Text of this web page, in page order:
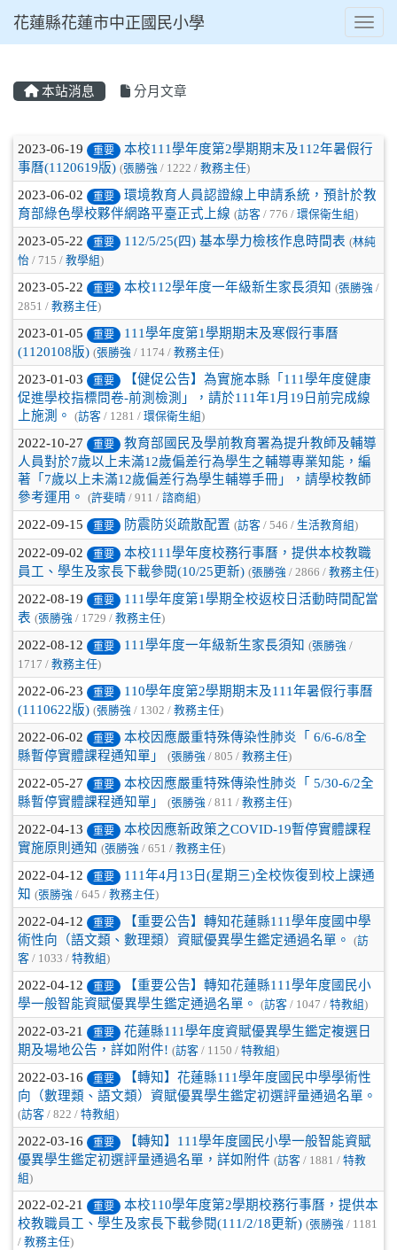
花蓮縣花蓮市中正國民小學
本站消息 分月文章
文章列表
2023-06-19 重要
本校111學年度第2學期期末及112年暑假行
事曆(1120619版) (張勝強 / 1222 / 教務主任)
2023-06-02 重要
環境教育人員認證線上申請系統，預計於教
育部綠色學校夥伴網路平臺正式上線 (訪客 / 776 / 環保衛生組)
2023-05-22 重要 112/5/25(四) 基本學力檢核作息時間表 (林純
怡 / 715 / 教學組)
2023-05-22 重要 本校112學年度一年級新生家長須知 (張勝強 /
2851 / 教務主任)
2023-01-05 重要
111學年度第1學期期末及寒假行事曆
(1120108版) (張勝強 / 1174 / 教務主任)
2023-01-03 重要
【健促公告】為實施本縣「111學年度健康
促進學校指標問卷-前測檢測」，請於111年1月19日前完成線
上施測。
(訪客 / 1281 / 環保衛生組)
2022-10-27 重要
教育部國民及學前教育署為提升教師及輔導
人員對於7歲以上未滿12歲偏差行為學生之輔導專業知能，編
著「7歲以上未滿12歲偏差行為學生輔導手冊」，請學校教師
參考運用。
(許斐晴 / 911 / 諮商組)
2022-09-15 重要 防震防災疏散配置 (訪客 / 546 / 生活教育組)
2022-09-02 重要
本校111學年度校務行事曆，提供本校教職
員工、學生及家長下載參閱(10/25更新) (張勝強 / 2866 / 教務主任)
2022-08-19 重要
111學年度第1學期全校返校日活動時間配當
表 (張勝強 / 1729 / 教務主任)
2022-08-12 重要 111學年度一年級新生家長須知 (張勝強 /
1717 / 教務主任)
2022-06-23 重要
110學年度第2學期期末及111年暑假行事曆
(1110622版) (張勝強 / 1302 / 教務主任)
2022-06-02 重要
本校因應嚴重特殊傳染性肺炎「 6/6-6/8全
縣暫停實體課程通知單」
(張勝強 / 805 / 教務主任)
2022-05-27 重要
本校因應嚴重特殊傳染性肺炎「 5/30-6/2全
縣暫停實體課程通知單」
(張勝強 / 811 / 教務主任)
2022-04-13 重要
本校因應新政策之COVID-19暫停實體課程
實施原則通知 (張勝強 / 651 / 教務主任)
2022-04-12 重要
111年4月13日(星期三)全校恢復到校上課通
知 (張勝強 / 645 / 教務主任)
2022-04-12 重要
【重要公告】轉知花蓮縣111學年度國中學
術性向（語文類、數理類）資賦優異學生鑑定通過名單。
(訪
客 / 1033 / 特教組)
2022-04-12 重要
【重要公告】轉知花蓮縣111學年度國民小
學一般智能資賦優異學生鑑定通過名單。
(訪客 / 1047 / 特教組)
2022-03-21 重要
花蓮縣111學年度資賦優異學生鑑定複選日
期及場地公告，詳如附件! (訪客 / 1150 / 特教組)
2022-03-16 重要
【轉知】花蓮縣111學年度國民中學學術性
向（數理類、語文類）資賦優異學生鑑定初選評量通過名單。
(訪客 / 822 / 特教組)
2022-03-16 重要
【轉知】111學年度國民小學一般智能資賦
優異學生鑑定初選評量通過名單，詳如附件 (訪客 / 1881 / 特教
組)
2022-02-21 重要
本校110學年度第2學期校務行事曆，提供本
校教職員工、學生及家長下載參閱(111/2/18更新) (張勝強 / 1181
/ 教務主任)